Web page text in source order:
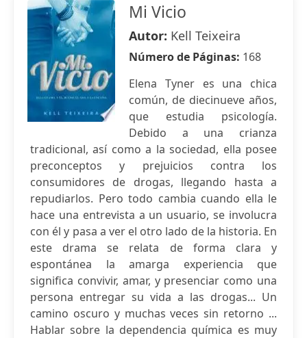
Mi Vicio
Autor: Kell Teixeira
Número de Páginas: 168
Elena Tyner es una chica
común, de diecinueve años,
que estudia psicología.
Debido a una crianza
tradicional, así como a la sociedad, ella posee
preconceptos y prejuicios contra los
consumidores de drogas, llegando hasta a
repudiarlos. Pero todo cambia cuando ella le
hace una entrevista a un usuario, se involucra
con él y pasa a ver el otro lado de la historia. En
este drama se relata de forma clara y
espontánea la amarga experiencia que
significa convivir, amar, y presenciar como una
persona entregar su vida a las drogas... Un
camino oscuro y muchas veces sin retorno ...
Hablar sobre la dependencia química es muy